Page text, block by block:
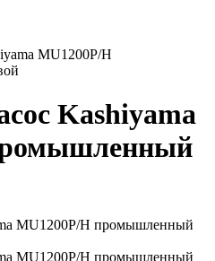
MU1200P/H
Kashiyama